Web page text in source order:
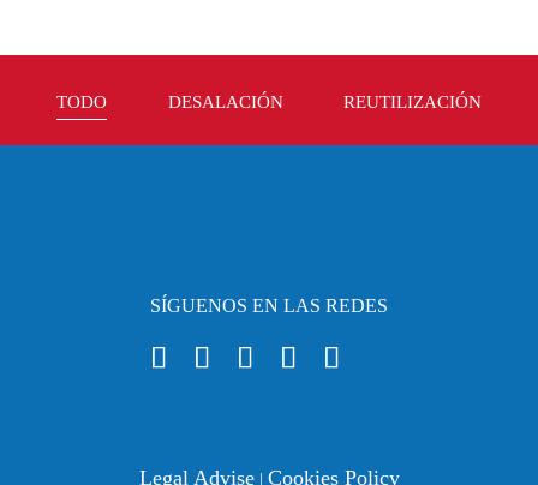
TODO DESALACIÓN REUTILIZACIÓN
SÍGUENOS EN LAS REDES
Legal Advise| Cookies Policy